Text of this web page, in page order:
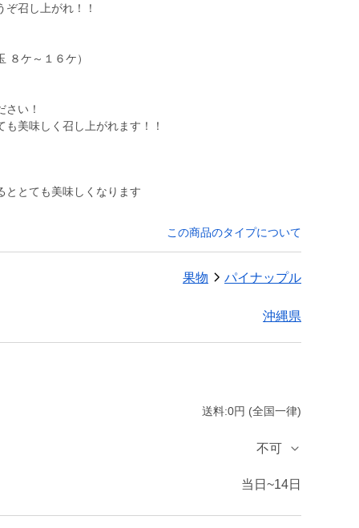
召し上がれ！！
ケ～１６ケ）
い！
美味しく召し上がれます！！
とても美味しくなります
この商品のタイプについて
果物 パイナップル
沖縄県
送料:0円 (全国一律)
不可
当日~14日